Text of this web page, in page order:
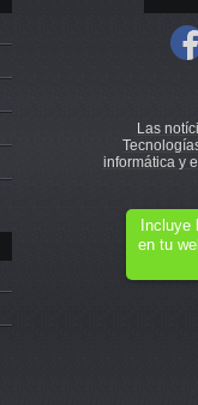
Las
informática y
Incluye
en tu